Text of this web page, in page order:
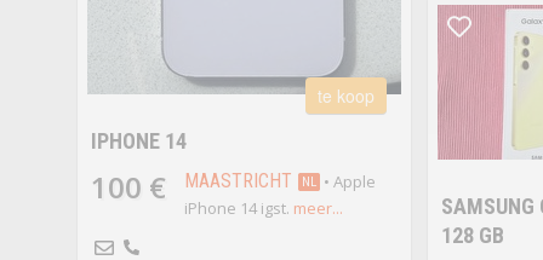
te koop
IPHONE 14
100 € MAASTRICHT NL • Apple
iPhone 14 igst. meer...
SAMSUNG
128 GB